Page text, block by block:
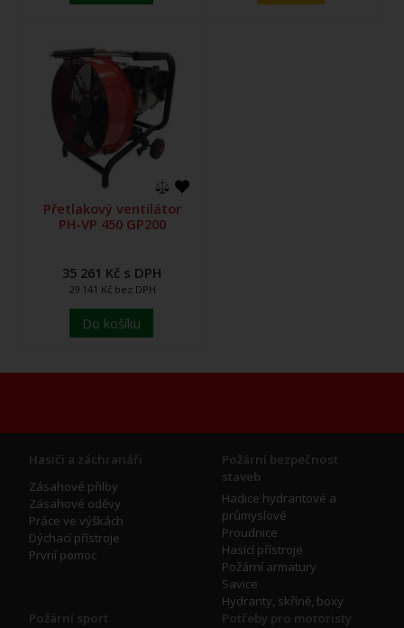
Přetlakový ventilátor
PH-VP 450 GP200
35 261 Kč s DPH
29 141 Kč bez DPH
Do košíku
Hasiči a záchranáři
Zásahové přilby
Zásahové oděvy
Práce ve výškách
Dýchací přístroje
První pomoc
Požární bezpečnost
staveb
Hadice hydrantové a
průmyslové
Proudnice
Hasící přístroje
Požární armatury
Savice
Hydranty, skříně, boxy
Požární sport
Potřeby pro motoristy